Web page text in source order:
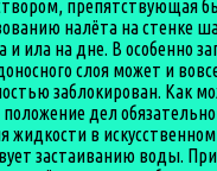
препятствующая
налёта на стенке
и ила на дне. В особенно
слоя может и
заблокирован. Как
положение дел
жидкости в искусственном
застаиванию воды.